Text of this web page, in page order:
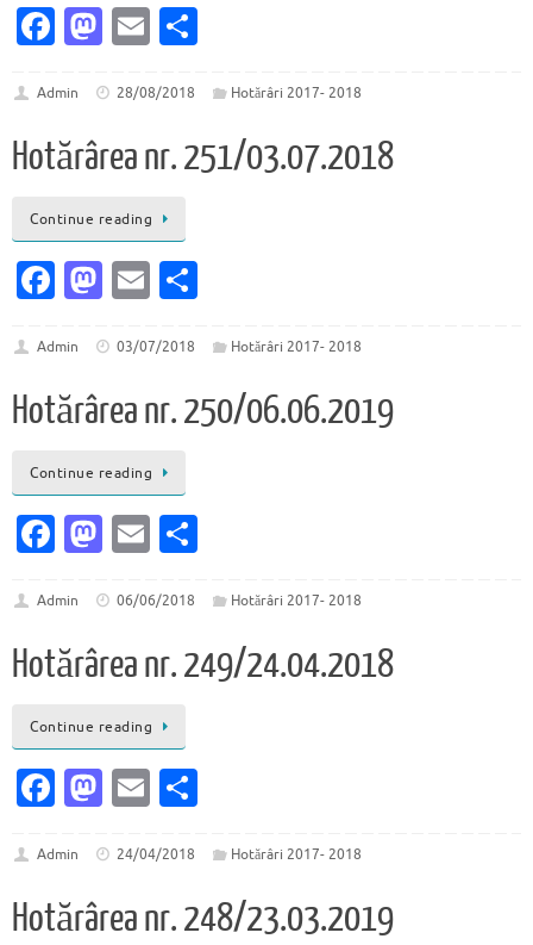
Fa
e
b
o
o
k
M
to
d
o
n
E
ai
l
ta
je
az
Admin 28/08/2018 Hotărâri 2017- 2018
Hotărârea nr. 251/03.07.2018
Continue reading
Fa
e
b
o
o
k
M
to
d
o
n
E
ai
l
ta
je
az
Admin 03/07/2018 Hotărâri 2017- 2018
Hotărârea nr. 250/06.06.2019
Continue reading
Fa
e
b
o
o
k
M
to
d
o
n
E
ai
l
ta
je
az
Admin 06/06/2018 Hotărâri 2017- 2018
Hotărârea nr. 249/24.04.2018
Continue reading
Fa
e
b
M
to
d
E
ai
l
ta
je
Admin 24/04/2018 Hotărâri 2017- 2018
Hotărârea nr. 248/23.03.2019